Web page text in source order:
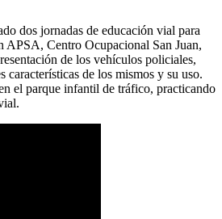
dos jornadas de educación vial para
APSA, Centro Ocupacional San Juan,
de los vehículos policiales,
características de los mismos y su uso.
el parque infantil de tráfico, practicando